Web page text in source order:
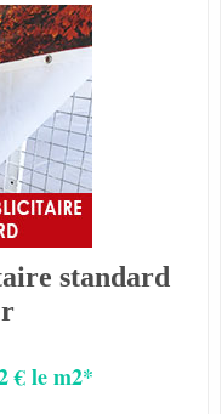
standard
€ le m2*